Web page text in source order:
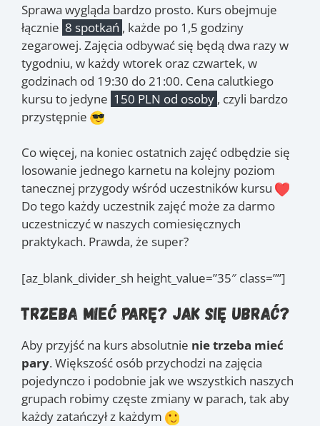
Sprawa wygląda bardzo prosto. Kurs obejmuje
łącznie 8 spotkań , każde po 1,5 godziny
zegarowej. Zajęcia odbywać się będą dwa razy w
tygodniu, w każdy wtorek oraz czwartek, w
godzinach od 19:30 do 21:00. Cena calutkiego
kursu to jedyne 150 PLN od osoby , czyli bardzo
przystępnie
Co więcej, na koniec ostatnich zajęć odbędzie się
losowanie jednego karnetu na kolejny poziom
tanecznej przygody wśród uczestników kursu
Do tego każdy uczestnik zajęć może za darmo
uczestniczyć w naszych comiesięcznych
praktykach. Prawda, że super?
[az_blank_divider_sh height_value=”35″ class=””]
Trzeba mieć parę? Jak się ubrać?
Aby przyjść na kurs absolutnie nie trzeba mieć
pary. Większość osób przychodzi na zajęcia
pojedynczo i podobnie jak we wszystkich naszych
grupach robimy częste zmiany w parach, tak aby
każdy zatańczył z każdym